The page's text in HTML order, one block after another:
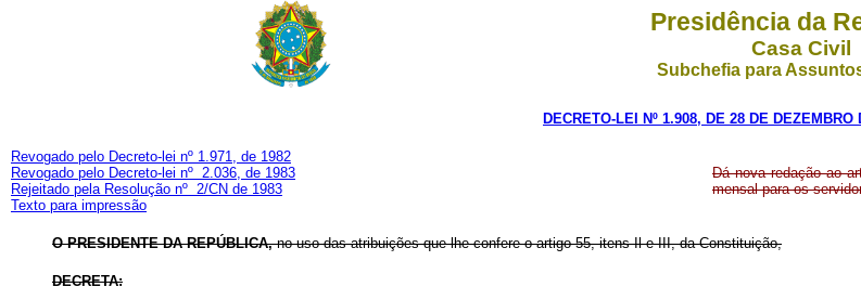
Presidência da
Casa Civil
Subchefia para
DECRETO-LEI Nº 1.908, DE 28 DE DEZEMBRO
Revogado pelo Decreto-lei nº 1.971, de 1982
Revogado pelo Decreto-lei nº 2.036, de 1983
Rejeitado pela Resolução nº 2/CN de 1983
Texto para impressão
Dá nova redação ao
mensal para os
O PRESIDENTE DA REPÚBLICA,no uso das atribuições que lhe confere o artigo 55, itens Il e III, da Constituição,
DECRETA: